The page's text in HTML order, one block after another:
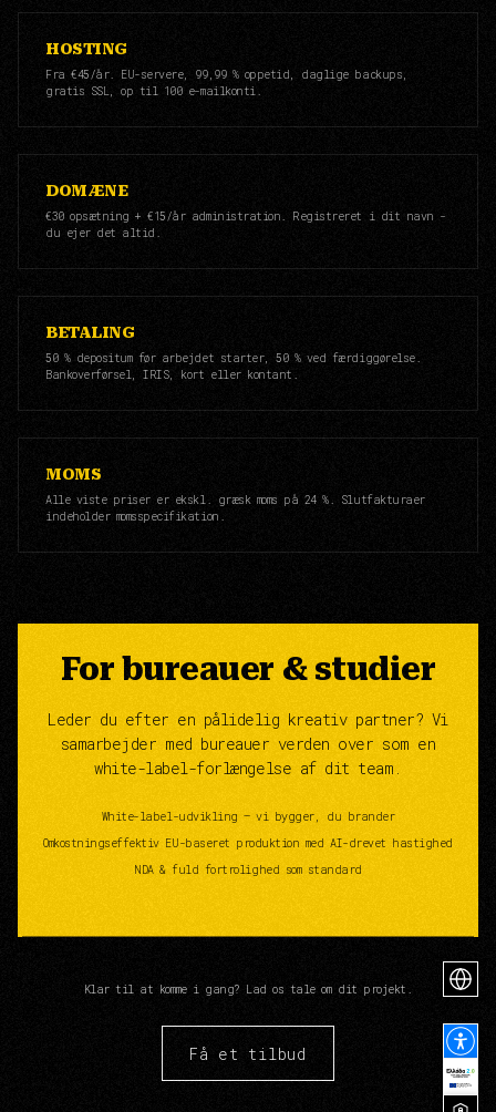
HOSTING
Fra €45/år. EU-servere, 99,99 % oppetid, daglige backups,
gratis SSL, op til 100 e-mailkonti.
DOMÆNE
€30 opsætning + €15/år administration. Registreret i dit navn -
du ejer det altid.
BETALING
50 % depositum før arbejdet starter, 50 % ved færdiggørelse.
Bankoverførsel, IRIS, kort eller kontant.
MOMS
Alle viste priser er ekskl. græsk moms på 24 %. Slutfakturaer
indeholder momsspecifikation.
For bureauer & studier
Leder du efter en pålidelig kreativ partner? Vi
samarbejder med bureauer verden over som en
white-label-forlængelse af dit team.
White-label-udvikling — vi bygger, du brander
Omkostningseffektiv EU-baseret produktion med AI-drevet hastighed
NDA & fuld fortrolighed som standard
Klar til at komme i gang? Lad os tale om dit projekt.
Få et tilbud